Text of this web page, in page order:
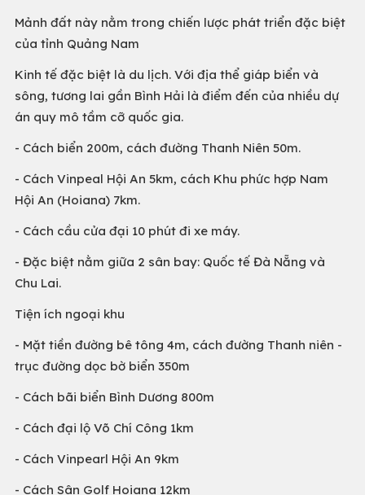
Mảnh đất này nằm trong chiến lược phát triển đặc biệt
của tỉnh Quảng Nam
Kinh tế đặc biệt là du lịch. Với địa thể giáp biển và
sông, tương lai gần Bình Hải là điểm đến của nhiều dự
án quy mô tầm cỡ quốc gia.
- Cách biển 200m, cách đường Thanh Niên 50m.
- Cách Vinpeal Hội An 5km, cách Khu phức hợp Nam
Hội An (Hoiana) 7km.
- Cách cầu cửa đại 10 phút đi xe máy.
- Đặc biệt nằm giữa 2 sân bay: Quốc tế Đà Nẵng và
Chu Lai.
Tiện ích ngoại khu
- Mặt tiền đường bê tông 4m, cách đường Thanh niên -
trục đường dọc bờ biển 350m
- Cách bãi biển Bình Dương 800m
- Cách đại lộ Võ Chí Công 1km
- Cách Vinpearl Hội An 9km
- Cách Sân Golf Hoiana 12km